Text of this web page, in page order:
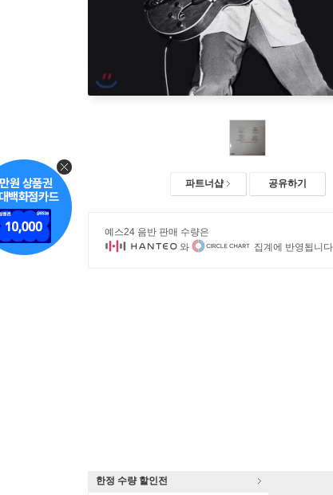
파트너샵 공유하기
예스24 음반 판매 수량은
와
집계에 반영됩니
한정 수량 할인전